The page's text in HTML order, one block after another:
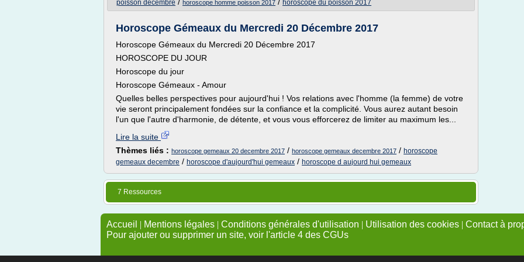
poisson decembre
horoscope homme poisson 2017 horoscope du poisson 2017
Horoscope Gémeaux du Mercredi 20 Décembre 2017
Horoscope Gémeaux du Mercredi 20 Décembre 2017
HOROSCOPE DU JOUR
Horoscope du jour
Horoscope Gémeaux - Amour
Quelles belles perspectives pour aujourd'hui ! Vos relations avec l'homme (la femme) de votre
vie seront principalement fondées sur la confiance et la complicité. Vous aurez autant besoin
l'un que l'autre d'harmonie, de détente, et vous vous efforcerez de limiter au maximum les...
Lire la suite
Thèmes liés : horoscope gemeaux 20 decembre 2017 / horoscope gemeaux decembre 2017 / horoscope
gemeaux decembre / horoscope d'aujourd'hui gemeaux / horoscope d aujourd hui gemeaux
7 Ressources
Accueil | Mentions légales | Conditions générales d'utilisation | Utilisation des cookies | Contact à
Pour ajouter ou supprimer un site, voir l'article 4 des CGUs